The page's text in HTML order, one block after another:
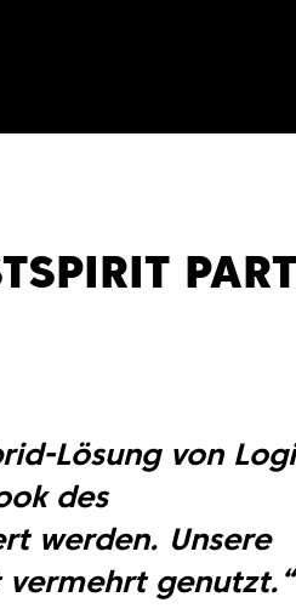
Lösung von
des
werden. Unsere
genutzt.“